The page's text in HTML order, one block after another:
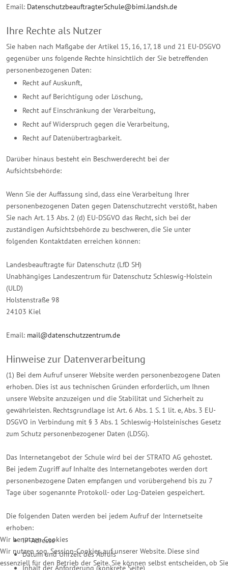
Email: DatenschutzbeauftragterSchule@bimi.landsh.de
Ihre Rechte als Nutzer
Sie haben nach Maßgabe der Artikel 15, 16, 17, 18 und 21 EU-DSGVO
gegenüber uns folgende Rechte hinsichtlich der Sie betreffenden
personenbezogenen Daten:
Recht auf Auskunft,
Recht auf Berichtigung oder Löschung,
Recht auf Einschränkung der Verarbeitung,
Recht auf Widerspruch gegen die Verarbeitung,
Recht auf Datenübertragbarkeit.
Darüber hinaus besteht ein Beschwerderecht bei der
Aufsichtsbehörde:
Wenn Sie der Auffassung sind, dass eine Verarbeitung Ihrer
personenbezogenen Daten gegen Datenschutzrecht verstößt, haben
Sie nach Art. 13 Abs. 2 (d) EU-DSGVO das Recht, sich bei der
zuständigen Aufsichtsbehörde zu beschweren, die Sie unter
folgenden Kontaktdaten erreichen können:
Landesbeauftragte für Datenschutz (LfD SH)
Unabhängiges Landeszentrum für Datenschutz Schleswig-Holstein
(ULD)
Holstenstraße 98
24103 Kiel
Email: mail@datenschutzzentrum.de
Hinweise zur Datenverarbeitung
(1) Bei dem Aufruf unserer Website werden personenbezogene Daten
erhoben. Dies ist aus technischen Gründen erforderlich, um Ihnen
unsere Website anzuzeigen und die Stabilität und Sicherheit zu
gewährleisten. Rechtsgrundlage ist Art. 6 Abs. 1 S. 1 lit. e, Abs. 3 EU-
DSGVO in Verbindung mit § 3 Abs. 1 Schleswig-Holsteinisches Gesetz
zum Schutz personenbezogener Daten (LDSG).
Das Internetangebot der Schule wird bei der STRATO AG gehostet.
Bei jedem Zugriff auf Inhalte des Internetangebotes werden dort
personenbezogene Daten empfangen und vorübergehend bis zu 7
Tage über sogenannte Protokoll- oder Log-Dateien gespeichert.
Die folgenden Daten werden bei jedem Aufruf der Internetseite
erhoben:
IP-Adresse
Datum und Uhrzeit des Abrufs
Inhalt der Anforderung (konkrete Seite)
Wir benutzen Cookies
Wir nutzen sog. Session-Cookies auf unserer Website. Diese sind
essenziell für den Betrieb der Seite. Sie können selbst entscheiden, ob Sie